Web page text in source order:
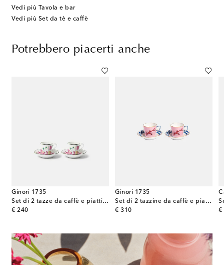
Vedi più Tavola e bar
Vedi più Set da tè e caffè
Potrebbero piacerti anche
Ginori 1735
Set di 2 tazze da caffè e piattini Impero
€ 240
original price
Ginori 1735
Set di 2 tazzine da caffè e piattini Il Viaggio di Nettuno by Luke Edward Hall
€ 310
original price €